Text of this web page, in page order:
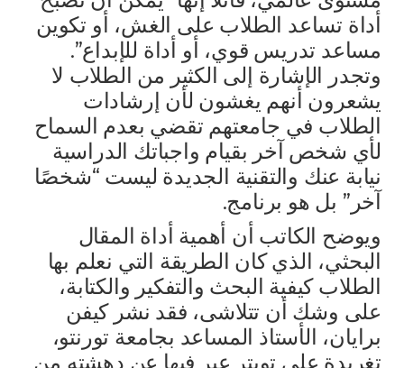
أداة تساعد الطلاب على الغش، أو تكوين
مساعد تدريس قوي، أو أداة للإبداع”.
وتجدر الإشارة إلى الكثير من الطلاب لا
يشعرون أنهم يغشون لأن إرشادات
الطلاب في جامعتهم تقضي بعدم السماح
لأي شخص آخر بقيام واجباتك الدراسية
نيابة عنك والتقنية الجديدة ليست “شخصًا
آخر” بل هو برنامج.
ويوضح الكاتب أن أهمية أداة المقال
البحثي، الذي كان الطريقة التي نعلم بها
الطلاب كيفية البحث والتفكير والكتابة،
على وشك أن تتلاشى، فقد نشر كيفن
برايان، الأستاذ المساعد بجامعة تورنتو،
تغريدة على تويتر عبر فيها عن دهشته من